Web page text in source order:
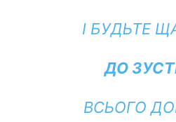
І БУДЬТЕ
ДО
ВСЬОГО